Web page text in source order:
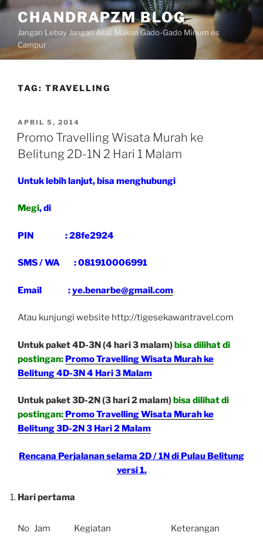
Skip
content
CHANDRAPZM BLOG
Jangan Lebay Jangan Asal. Makan Gado-Gado Minum es
Campur
TAG: TRAVELLING
POSTED
ON
APRIL 5, 2014
Promo Travelling Wisata Murah ke
Belitung 2D-1N 2 Hari 1 Malam
Untuk lebih lanjut, bisa menghubungi
Megi, di
PIN : 28fe2924
SMS / WA : 081910006991
Email :ye.benarbe@gmail.com
Atau kunjungi website http://tigesekawantravel.com
Untuk paket 4D-3N (4 hari 3 malam)bisa dilihat di
postingan: Promo Travelling Wisata Murah ke
Belitung 4D-3N 4 Hari 3 Malam
Untuk paket 3D-2N (3 hari 2 malam)bisa dilihat di
postingan: Promo Travelling Wisata Murah ke
Belitung 3D-2N 3 Hari 2 Malam
Rencana Perjalanan selama 2D / 1N di Pulau Belitung
versi 1.
Hari pertama
No Jam Kegiatan Keterangan